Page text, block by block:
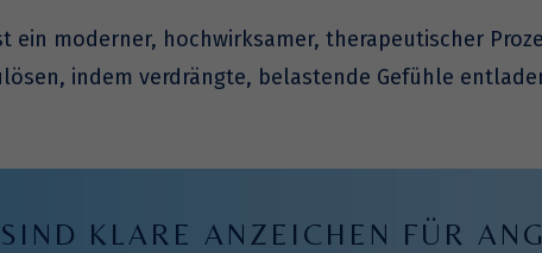
ein moderner, hochwirksamer, therapeutischer
indem verdrängte, belastende Gefühle
KLARE ANZEICHEN FÜR